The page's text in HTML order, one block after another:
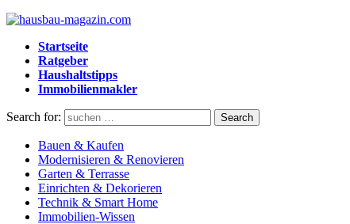
Startseite
Ratgeber
Haushaltstipps
Immobilienmakler
Search for: Search
Bauen & Kaufen
Modernisieren & Renovieren
Garten & Terrasse
Einrichten & Dekorieren
Technik & Smart Home
Immobilien-Wissen